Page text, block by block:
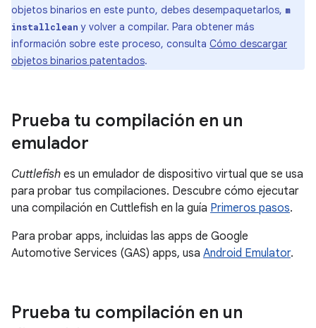
objetos binarios en este punto, debes desempaquetarlos, m
installclean y volver a compilar. Para obtener más
información sobre este proceso, consulta Cómo descargar
objetos binarios patentados.
Prueba tu compilación en un
emulador
Cuttlefish es un emulador de dispositivo virtual que se usa
para probar tus compilaciones. Descubre cómo ejecutar
una compilación en Cuttlefish en la guía Primeros pasos.
Para probar apps, incluidas las apps de Google
Automotive Services (GAS) apps, usa Android Emulator.
Prueba tu compilación en un